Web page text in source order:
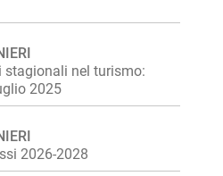
stagionali nel turismo:
2025
2026-2028